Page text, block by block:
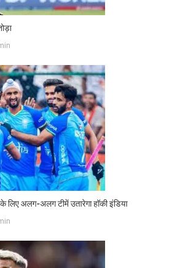
लिए अलग-अलग टीमें उतारेगा हॉकी इंडिया